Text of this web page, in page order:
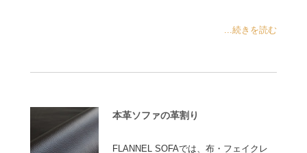
...続きを読む
本革ソファの革割り
FLANNEL SOFAでは、布・フェイクレ